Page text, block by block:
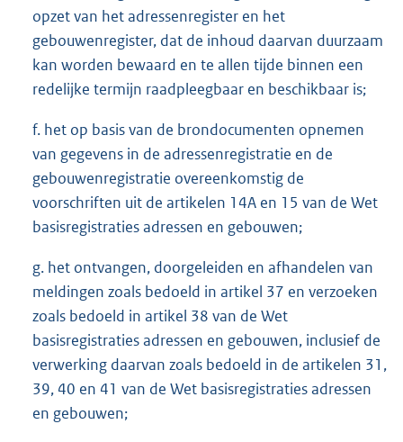
opzet van het adressenregister en het
gebouwenregister, dat de inhoud daarvan duurzaam
kan worden bewaard en te allen tijde binnen een
redelijke termijn raadpleegbaar en beschikbaar is;
f. het op basis van de brondocumenten opnemen
van gegevens in de adressenregistratie en de
gebouwenregistratie overeenkomstig de
voorschriften uit de artikelen 14A en 15 van de Wet
basisregistraties adressen en gebouwen;
g. het ontvangen, doorgeleiden en afhandelen van
meldingen zoals bedoeld in artikel 37 en verzoeken
zoals bedoeld in artikel 38 van de Wet
basisregistraties adressen en gebouwen, inclusief de
verwerking daarvan zoals bedoeld in de artikelen 31,
39, 40 en 41 van de Wet basisregistraties adressen
en gebouwen;